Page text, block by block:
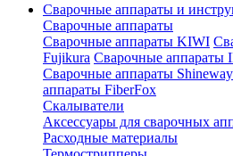
Сварочные аппараты и
Сварочные аппараты
Сварочные аппараты KIWI
Fujikura Сварочные аппараты
Сварочные аппараты
аппараты FiberFox
Скалыватели
Аксессуары для сварочных
Расходные материалы